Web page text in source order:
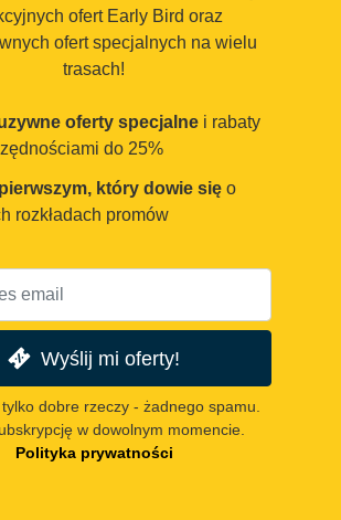
ofert Early Bird oraz
ofert specjalnych na wielu
trasach!
oferty specjalne i rabaty
do 25%
który dowie się o
rozkładach promów
Wyślij mi oferty!
tylko dobre rzeczy - żadnego spamu.
w dowolnym momencie.
Polityka prywatności